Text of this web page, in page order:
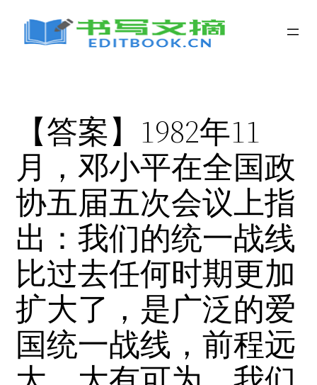
【答案】1982年11
月，邓小平在全国政
协五届五次会议上指
出：我们的统一战线
比过去任何时期更加
扩大了，是广泛的爱
国统一战线，前程远